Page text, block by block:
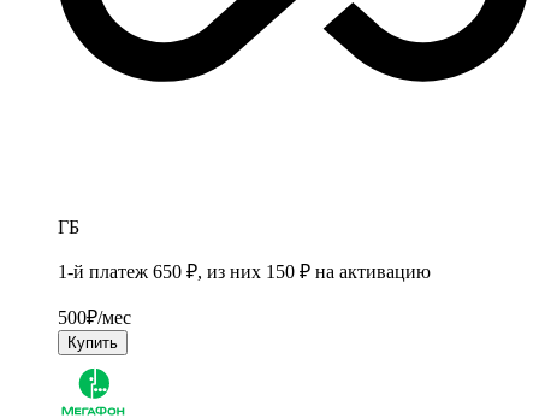
ГБ
1-й платеж 650 ₽, из них 150 ₽ на активацию
500₽/мес
Купить